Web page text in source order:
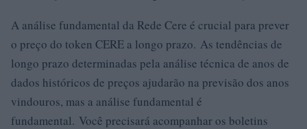
A análise fundamental da Rede Cere é crucial para prever
o preço do token CERE a longo prazo. As tendências de
longo prazo determinadas pela análise técnica de anos de
dados históricos de preços ajudarão na previsão dos anos
vindouros, mas a análise fundamental é
fundamental. Você precisará acompanhar os boletins